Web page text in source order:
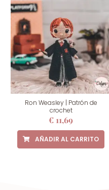
Ron Weasley | Patrón de
crochet
€ 11,69
AÑADIR AL CARRITO